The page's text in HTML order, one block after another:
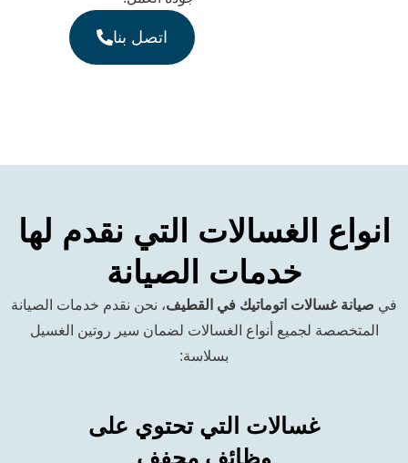
اتصل بنا
الغسالات التي نقدم لها
خدمات الصيانة
اتوماتيكفي القطيف، نحن نقدم خدمات الصيانة
لجميع أنواع الغسالات لضمان سير روتين الغسيل
غسالات التي تحتوي على
وظائف مجفف
غسالات